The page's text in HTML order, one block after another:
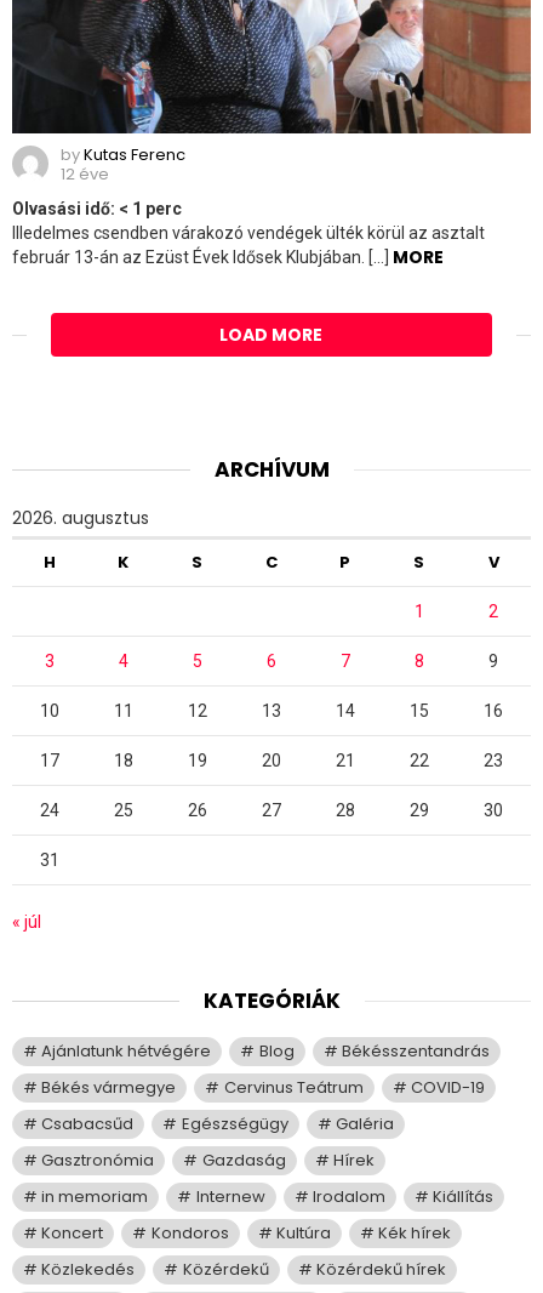
byKutas Ferenc
12 éve
Olvasási idő: < 1 perc
Illedelmes csendben várakozó vendégek ülték körül az asztalt
február 13-án az Ezüst Évek Idősek Klubjában. […] MORE
LOAD MORE
ARCHÍVUM
2026. augusztus
H K S C P S V
1 2
3 4 5 6 7 8 9
10 11 12 13 14 15 16
17 18 19 20 21 22 23
24 25 26 27 28 29 30
31
« júl
KATEGÓRIÁK
Ajánlatunk hétvégére Blog
Békésszentandrás
Békés vármegye
Cervinus Teátrum
COVID-19
Csabacsűd
Egészségügy
Galéria
Gasztronómia
Gazdaság
Hírek
in memoriam
Internew Irodalom
Kiállítás
Koncert
Kondoros Kultúra
Kék hírek
Közlekedés
Közérdekű
Közérdekű hírek